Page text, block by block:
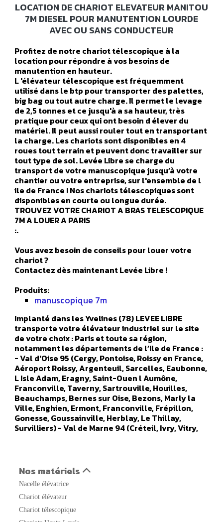
LOCATION DE CHARIOT ELEVATEUR MANITOU
7M DIESEL POUR MANUTENTION LOURDE
AVEC OU SANS CONDUCTEUR
Profitez de notre chariot télescopique à la
location pour répondre à vos besoins de
manutention en hauteur.
L 'élévateur télescopique est fréquemment
utilisé dans le btp pour transporter des palettes,
big bag ou tout autre charge. Il permet le levage
de 2,5 tonnes et ce jusqu'à a sa hauteur, très
pratique pour ceux qui ont besoin d élever du
matériel. Il peut aussi rouler tout en transportant
la charge. Les chariots sont disponibles en 4
roues tout terrain et peuvent donc travailler sur
tout type de sol. Levée Libre se charge du
transport de votre manuscopique jusqu’à votre
chantier ou votre entreprise, sur l'ensemble de l
ile de France ! Nos chariots télescopiques sont
disponibles en courte ou longue durée.
TROUVEZ VOTRE CHARIOT A BRAS TELESCOPIQUE
7M A LOUER A PARIS
:.
Vous avez besoin de conseils pour louer votre
chariot ?
Contactez dès maintenant Levée Libre !
Produits:
manuscopique 7m
Implanté dans les Yvelines (78) LEVEE LIBRE
transporte votre élévateur industriel sur le site
de votre choix : Paris et toute sa région,
notamment les départements de l’Ile de France :
- Val d'Oise 95 (Cergy, Pontoise, Roissy en France,
Aéroport Roissy, Argenteuil, Sarcelles, Eaubonne,
L Isle Adam, Eragny, Saint-Ouen l Aumône,
Franconville, Taverny, Sartrouville, Houilles,
Beauchamps, Bernes sur Oise, Bezons, Marly la
Ville, Enghien, Ermont, Franconville, Frépillon,
Gonesse, Goussainville, Herblay, Le Thillay,
Survilliers) - Val de Marne 94 (Créteil, Ivry, Vitry,
sur Marne, Chevilly Larue, Fresnes, Gentilly, Le
Kremlin Bicêtre, L Hays Les Roses, Maisons Alfort,
Nogent sur Marne, Orly, Aéroport Orly, Rungis,
Saint Maur des Fosses, Sucy en Brie, Thiais,
Vanves, Valenton, Villejuif, Villeneuve le Roi,
Villeneuve Saint Georges) - Seine Saint Denis 93
Nos matériels
Nacelle élévatrice
Chariot élévateur
Chariot télescopique